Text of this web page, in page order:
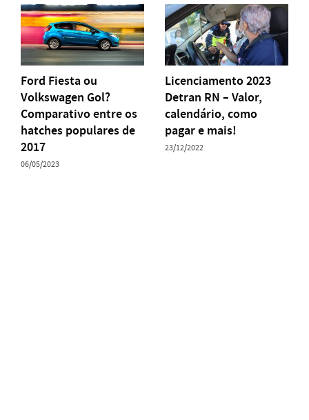
Ford Fiesta ou
Volkswagen Gol?
Comparativo entre os
hatches populares de
2017
06/05/2023
Licenciamento 2023
Detran RN – Valor,
calendário, como
pagar e mais!
23/12/2022